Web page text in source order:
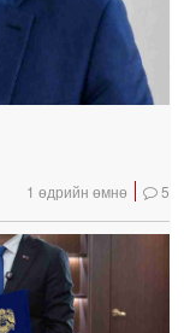
1 өдрийн өмнө 5